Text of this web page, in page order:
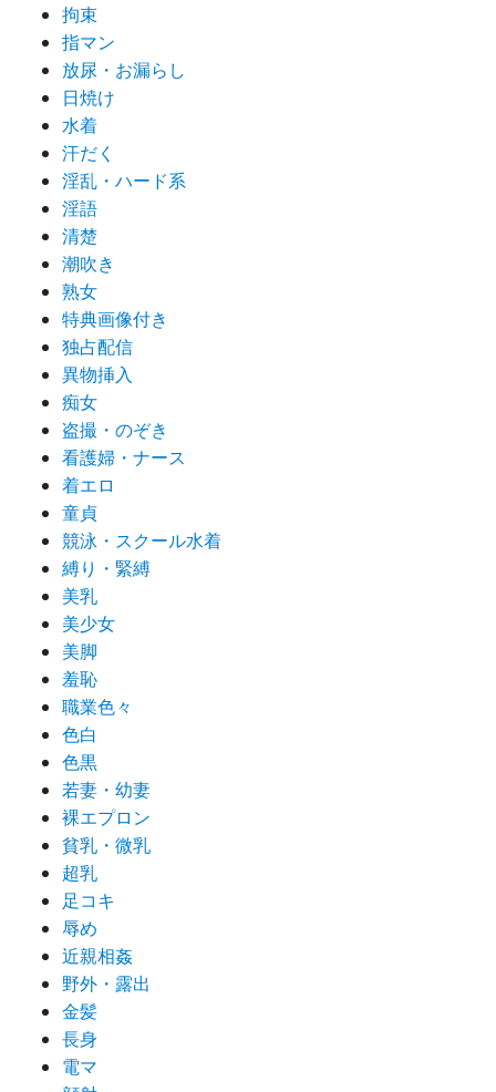
拘束
指マン
放尿・お漏らし
日焼け
水着
汗だく
淫乱・ハード系
淫語
清楚
潮吹き
熟女
特典画像付き
独占配信
異物挿入
痴女
盗撮・のぞき
看護婦・ナース
着エロ
童貞
競泳・スクール水着
縛り・緊縛
美乳
美少女
美脚
羞恥
職業色々
色白
色黒
若妻・幼妻
裸エプロン
貧乳・微乳
超乳
足コキ
辱め
近親相姦
野外・露出
金髪
長身
電マ